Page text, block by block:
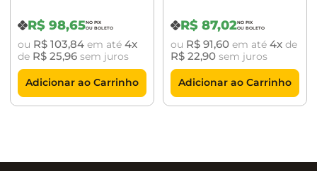
R$ 98,65
ou R$ 103,84em até 4
de R$ 25,96sem juros
Adicionar ao Carrinho
R$ 87,02
ou R$ 91,60em até 4 de
R$ 22,90sem juros
Adicionar ao Carrinho